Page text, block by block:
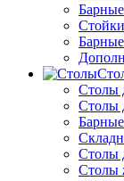
Столы
Столы
Столы
Столы